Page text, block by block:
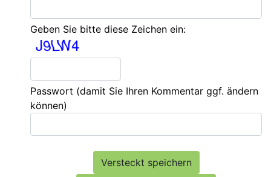
Geben Sie bitte diese Zeichen ein:
Passwort (damit Sie Ihren Kommentar ggf. ändern
können)